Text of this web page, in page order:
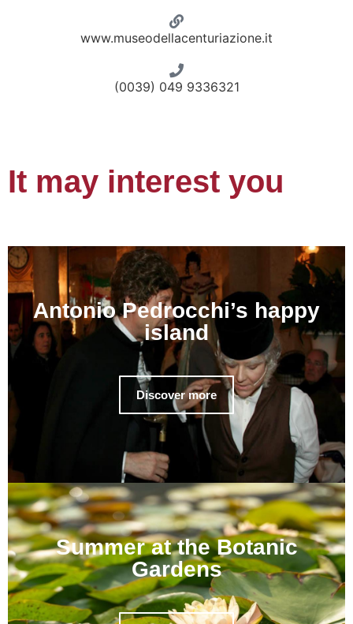
www.museodellacenturiazione.it
(0039) 049 9336321
It may interest you
Antonio Pedrocchi’s happy
island
Discover more
Summer at the Botanic
Gardens